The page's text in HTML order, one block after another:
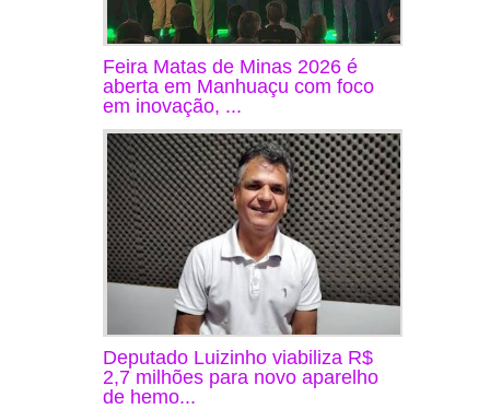
Feira Matas de Minas 2026 é
aberta em Manhuaçu com foco
em inovação, ...
Deputado Luizinho viabiliza R$
2,7 milhões para novo aparelho
de hemo...